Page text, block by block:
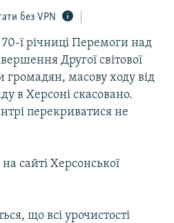
без VPN
ї річниці Перемоги над
Другої світової
громадян, масову ходу від
в Херсоні скасовано.
перекриватися не
сайті Херсонської
що всі урочистості